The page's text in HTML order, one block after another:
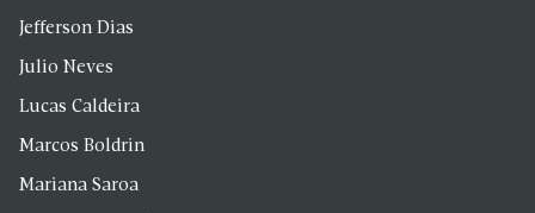
Jefferson Dias
Julio Neves
Lucas Caldeira
Marcos Boldrin
Mariana Saroa